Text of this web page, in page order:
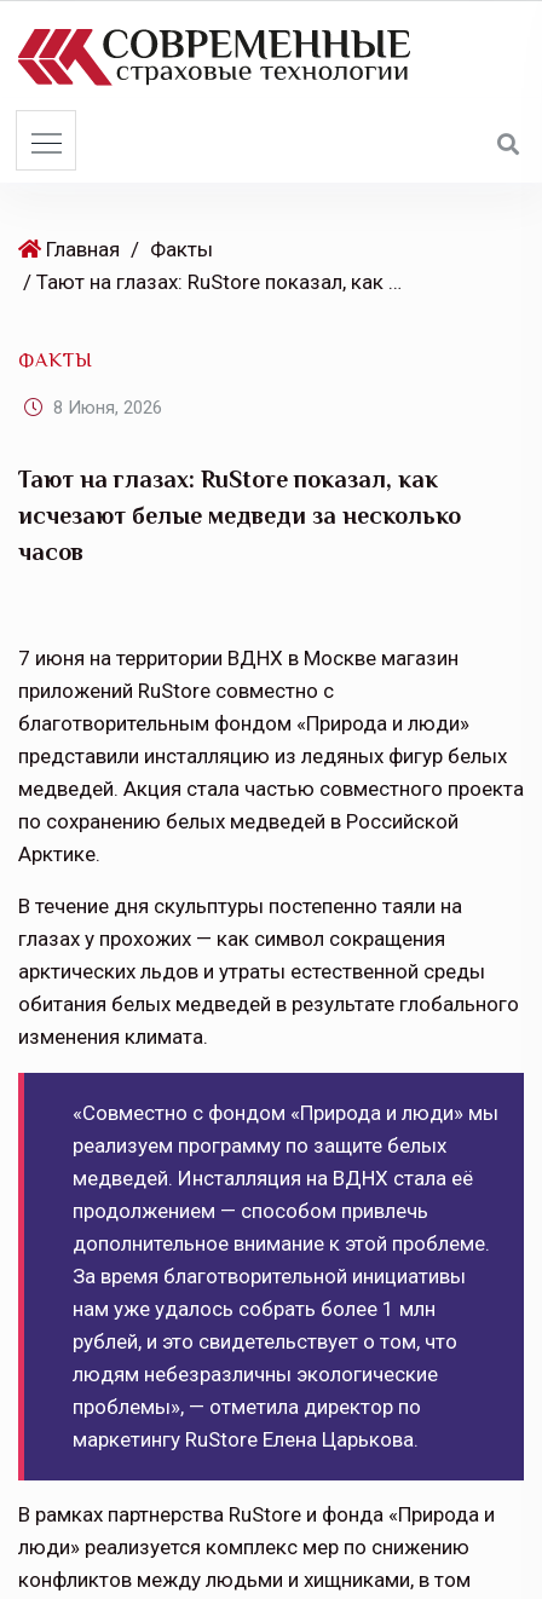
Главная / Факты
/ Тают на глазах: RuStore показал, как исчезают белые медведи за несколько часов
ФАКТЫ
8 Июня, 2026
Тают на глазах: RuStore показал, как
исчезают белые медведи за несколько
часов
7 июня на территории ВДНХ в Москве магазин
приложений RuStore совместно с
благотворительным фондом «Природа и люди»
представили инсталляцию из ледяных фигур белых
медведей. Акция стала частью совместного проекта
по сохранению белых медведей в Российской
Арктике.
В течение дня скульптуры постепенно таяли на
глазах у прохожих — как символ сокращения
арктических льдов и утраты естественной среды
обитания белых медведей в результате глобального
изменения климата.
«Совместно с фондом «Природа и люди» мы
реализуем программу по защите белых
медведей. Инсталляция на ВДНХ стала её
продолжением — способом привлечь
дополнительное внимание к этой проблеме.
За время благотворительной инициативы
нам уже удалось собрать более 1 млн
рублей, и это свидетельствует о том, что
людям небезразличны экологические
проблемы», — отметила директор по
маркетингу RuStore Елена Царькова.
В рамках партнерства RuStore и фонда «Природа и
люди» реализуется комплекс мер по снижению
конфликтов между людьми и хищниками, в том